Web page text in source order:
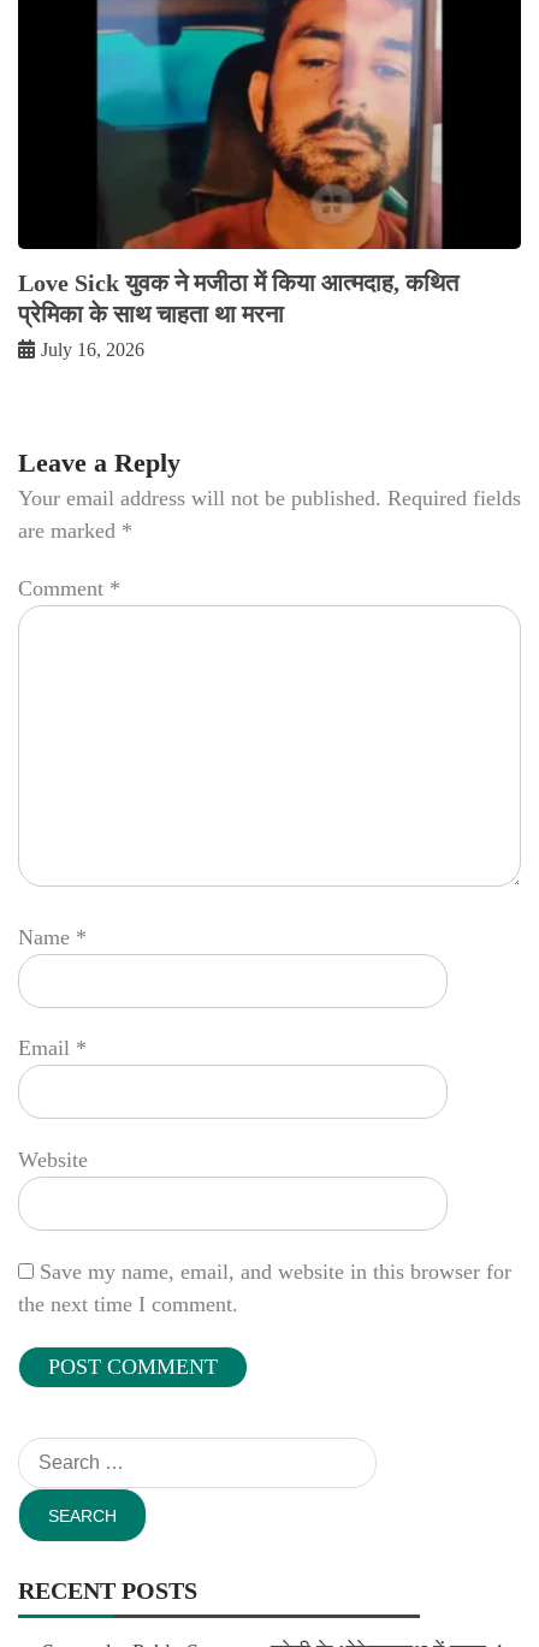
Love Sick युवक ने मजीठा में किया आत्मदाह, कथित
प्रेमिका के साथ चाहता था मरना
July 16, 2026
Leave a Reply
Your email address will not be published. Required fields
are marked *
Comment *
Name *
Email *
Website
Save my name, email, and website in this browser for
the next time I comment.
Search
for:
RECENT POSTS